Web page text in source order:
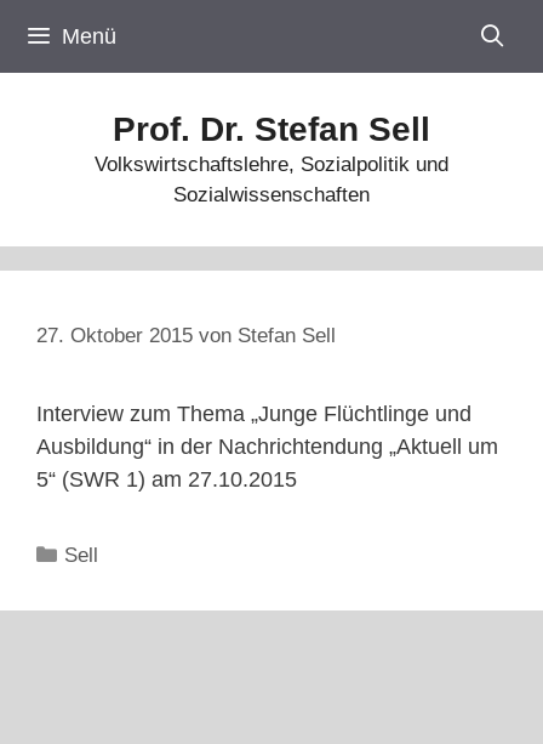
Inhalt
springen
Menü
Prof. Dr. Stefan Sell
Volkswirtschaftslehre, Sozialpolitik und
Sozialwissenschaften
27. Oktober 2015 von Stefan Sell
Interview zum Thema „Junge Flüchtlinge und
Ausbildung“ in der Nachrichtendung „Aktuell um
5“ (SWR 1) am 27.10.2015
Kategorien
Sell